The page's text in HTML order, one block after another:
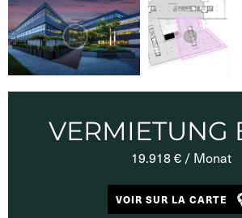
VERMIETUNG
19.918 € / Monat
VOIR SUR LA CARTE